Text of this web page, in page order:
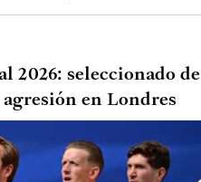
2026: seleccionado de
en Londres